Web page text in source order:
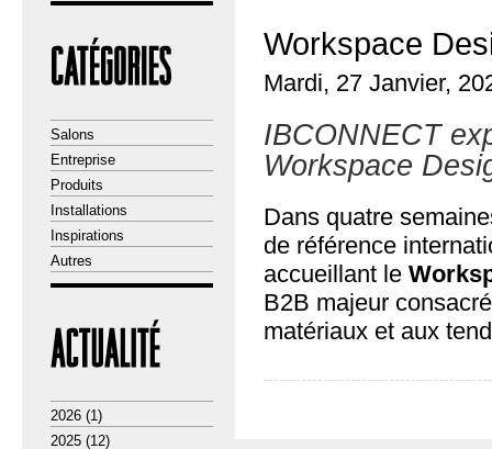
Salons
Entreprise
Produits
Installations
Inspirations
Autres
2026 (1)
2025 (12)
Workspace
Mardi, 27 Janvier,
IBCONNECT
Workspace
Dans quatre
de référence
accueillant le
B2B majeur
matériaux et aux